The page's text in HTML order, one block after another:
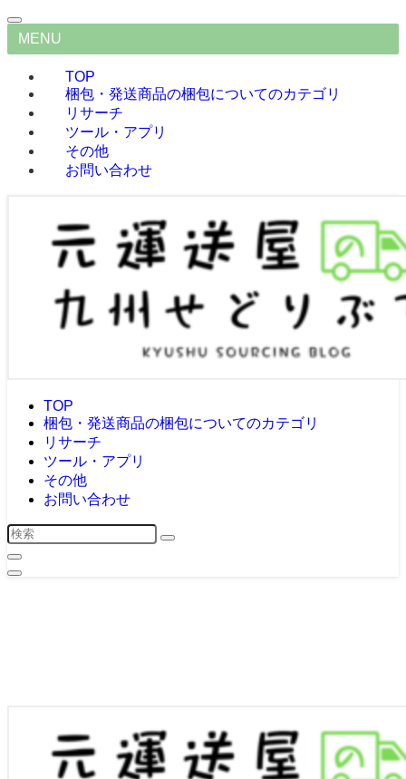
MENU
TOP
梱包・発送商品の梱包についてのカテゴリ
リサーチ
ツール・アプリ
その他
お問い合わせ
TOP
梱包・発送商品の梱包についてのカテゴリ
リサーチ
ツール・アプリ
その他
お問い合わせ